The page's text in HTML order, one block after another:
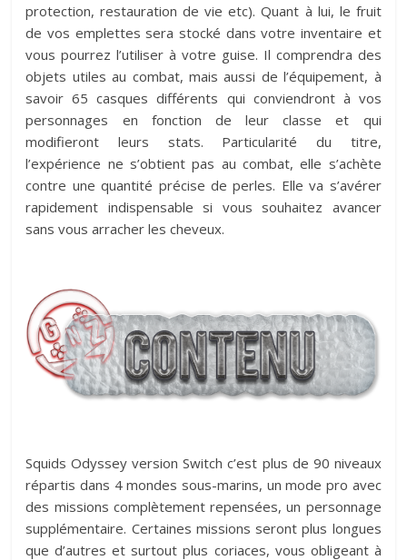
protection, restauration de vie etc). Quant à lui, le fruit
de vos emplettes sera stocké dans votre inventaire et
vous pourrez l’utiliser à votre guise. Il comprendra des
objets utiles au combat, mais aussi de l’équipement, à
savoir 65 casques différents qui conviendront à vos
personnages en fonction de leur classe et qui
modifieront leurs stats. Particularité du titre,
l’expérience ne s’obtient pas au combat, elle s’achète
contre une quantité précise de perles. Elle va s’avérer
rapidement indispensable si vous souhaitez avancer
sans vous arracher les cheveux.
Squids Odyssey version Switch c’est plus de 90 niveaux
répartis dans 4 mondes sous-marins, un mode pro avec
des missions complètement repensées, un personnage
supplémentaire. Certaines missions seront plus longues
que d’autres et surtout plus coriaces, vous obligeant à